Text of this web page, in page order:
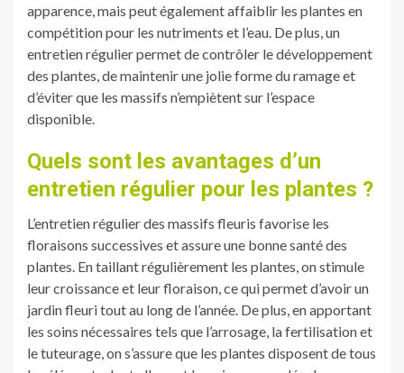
apparence, mais peut également affaiblir les plantes en
compétition pour les nutriments et l’eau. De plus, un
entretien régulier permet de contrôler le développement
des plantes, de maintenir une jolie forme du ramage et
d’éviter que les massifs n’empiètent sur l’espace
disponible.
Quels sont les avantages d’un
entretien régulier pour les plantes ?
L’entretien régulier des massifs fleuris favorise les
floraisons successives et assure une bonne santé des
plantes. En taillant régulièrement les plantes, on stimule
leur croissance et leur floraison, ce qui permet d’avoir un
jardin fleuri tout au long de l’année. De plus, en apportant
les soins nécessaires tels que l’arrosage, la fertilisation et
le tuteurage, on s’assure que les plantes disposent de tous